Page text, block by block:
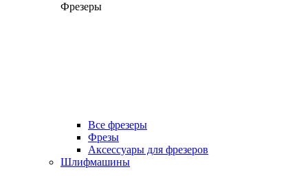
Фрезеры
Все фрезеры
Фрезы
Аксессуары для фрезеров
Шлифмашины